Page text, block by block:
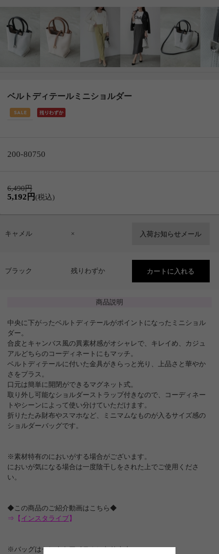
ベルトディテールミニショルダー
200-80750
6,490円
5,192円(税込)
キャメル ×
ブラック 残りわずか
商品説明
中央に下がったベルトディテールがポイントになったミニショル
ダー。
合皮とキャンバス風の異素材感がオシャレで、キレイめ、カジュ
アルどちらのコーディネートにもマッチ。
ベルトディテールに付いた金具がきらっと光り、上品さと華やか
さをプラス。
口元は簡単に開閉ができるマグネット式。
取り外し可能なショルダーストラップ付きなので、コーディネー
トやシーンによって使い分けていただけます。
折りたたみ財布やスマホなど、ミニマムなものが入るサイズ感の
ショルダーバッグです。
※素材特有のにおいがする場合がございます。
においが気になる場合は一度陰干しをされた上でご使用くださ
い。
◆この商品のご紹介動画はこちら◆
⇒【 インスタライブ 】
※バッグはセレクトアイテムになります。